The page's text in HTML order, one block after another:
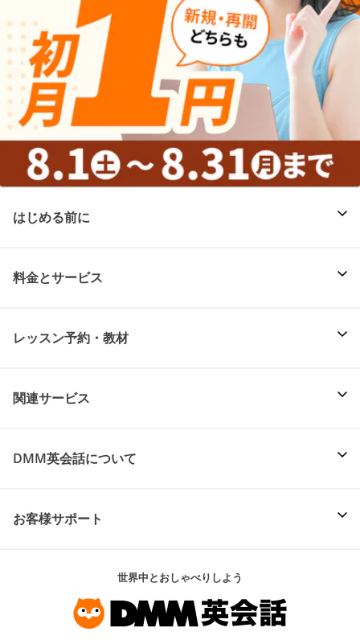
はじめる前に
料金とサービス
レッスン予約・教材
関連サービス
DMM英会話について
お客様サポート
世界中とおしゃべりしよう